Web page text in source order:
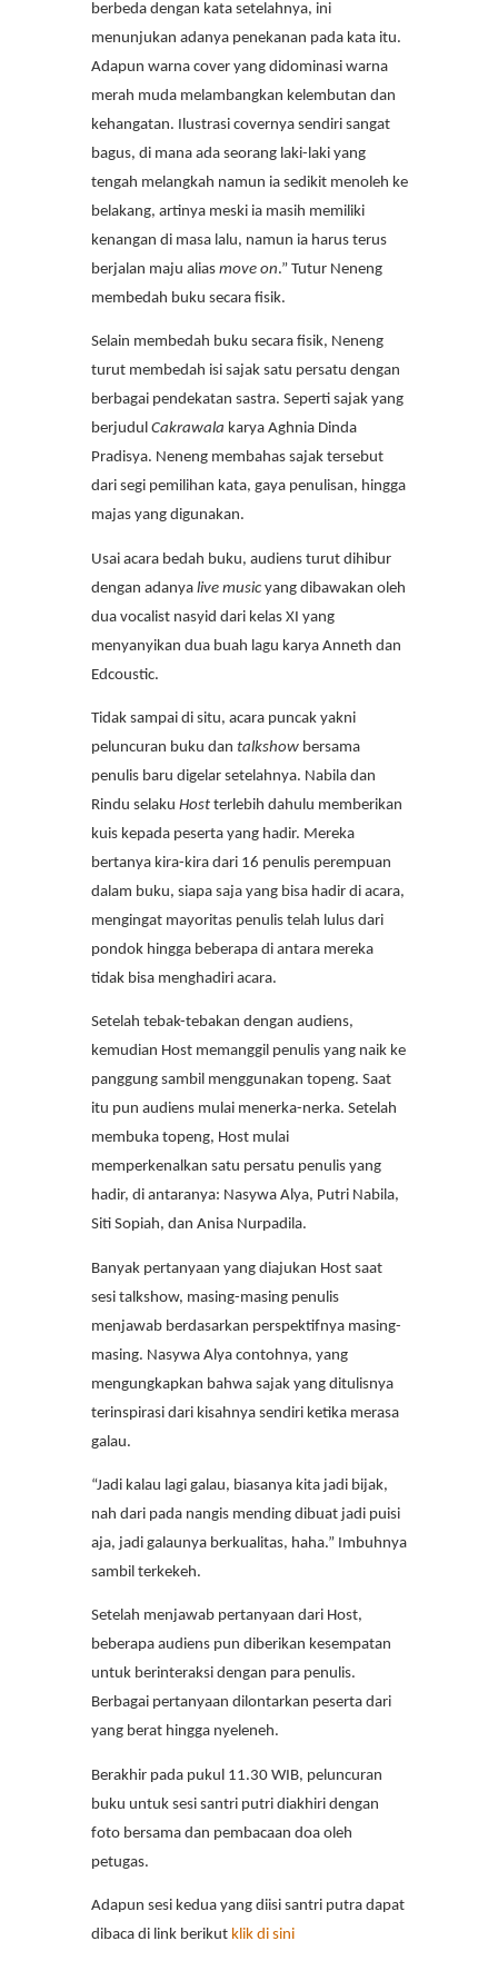
berbeda dengan kata setelahnya, ini
menunjukan adanya penekanan pada kata itu.
Adapun warna cover yang didominasi warna
merah muda melambangkan kelembutan dan
kehangatan. Ilustrasi covernya sendiri sangat
bagus, di mana ada seorang laki-laki yang
tengah melangkah namun ia sedikit menoleh ke
belakang, artinya meski ia masih memiliki
kenangan di masa lalu, namun ia harus terus
berjalan maju alias move on.” Tutur Neneng
membedah buku secara fisik.
Selain membedah buku secara fisik, Neneng
turut membedah isi sajak satu persatu dengan
berbagai pendekatan sastra. Seperti sajak yang
berjudul Cakrawala karya Aghnia Dinda
Pradisya. Neneng membahas sajak tersebut
dari segi pemilihan kata, gaya penulisan, hingga
majas yang digunakan.
Usai acara bedah buku, audiens turut dihibur
dengan adanya live musicyang dibawakan oleh
dua vocalist nasyid dari kelas XI yang
menyanyikan dua buah lagu karya Anneth dan
Edcoustic.
Tidak sampai di situ, acara puncak yakni
peluncuran buku dan talkshow bersama
penulis baru digelar setelahnya. Nabila dan
Rindu selaku Hostterlebih dahulu memberikan
kuis kepada peserta yang hadir. Mereka
bertanya kira-kira dari 16 penulis perempuan
dalam buku, siapa saja yang bisa hadir di acara,
mengingat mayoritas penulis telah lulus dari
pondok hingga beberapa di antara mereka
tidak bisa menghadiri acara.
Setelah tebak-tebakan dengan audiens,
kemudian Host memanggil penulis yang naik ke
panggung sambil menggunakan topeng. Saat
itu pun audiens mulai menerka-nerka. Setelah
membuka topeng, Host mulai
memperkenalkan satu persatu penulis yang
hadir, di antaranya: Nasywa Alya, Putri Nabila,
Siti Sopiah, dan Anisa Nurpadila.
Banyak pertanyaan yang diajukan Host saat
sesi talkshow, masing-masing penulis
menjawab berdasarkan perspektifnya masing-
masing. Nasywa Alya contohnya, yang
mengungkapkan bahwa sajak yang ditulisnya
terinspirasi dari kisahnya sendiri ketika merasa
galau.
“Jadi kalau lagi galau, biasanya kita jadi bijak,
nah dari pada nangis mending dibuat jadi puisi
aja, jadi galaunya berkualitas, haha.” Imbuhnya
sambil terkekeh.
Setelah menjawab pertanyaan dari Host,
beberapa audiens pun diberikan kesempatan
untuk berinteraksi dengan para penulis.
Berbagai pertanyaan dilontarkan peserta dari
yang berat hingga nyeleneh.
Berakhir pada pukul 11.30 WIB, peluncuran
buku untuk sesi santri putri diakhiri dengan
foto bersama dan pembacaan doa oleh
petugas.
Adapun sesi kedua yang diisi santri putra dapat
dibaca di link berikut klik di sini